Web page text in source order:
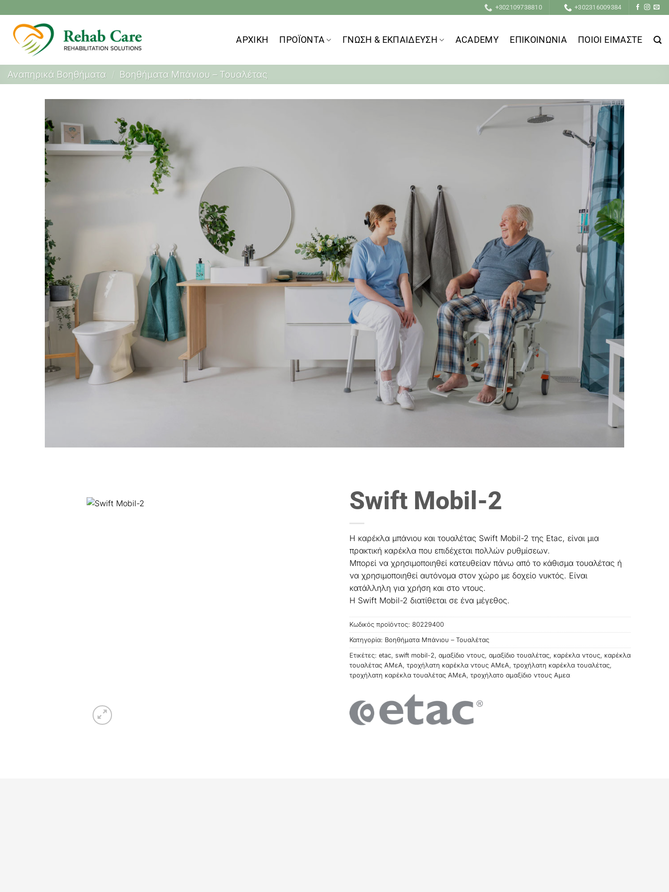
στο
περιεχόμενο
+302109738810 +302316009384
ΑΡΧΙΚΗ ΠΡΟΪOΝΤΑ ΓΝΩΣΗ & ΕΚΠΑΙΔΕΥΣΗ ACADEMY ΕΠΙΚΟΙΝΩΝΙΑ ΠΟΙΟΙ ΕΙΜΑΣΤΕ
Αναπηρικά Βοηθήματα / Βοηθήματα Μπάνιου – Τουαλέτας
Etac Swift Mobil 2
Swift Mobil-2
H καρέκλα μπάνιου και τουαλέτας Swift Mobil-2 της Etac, είναι μια
πρακτική καρέκλα που επιδέχεται πολλών ρυθμίσεων.
Μπορεί να χρησιμοποιηθεί κατευθείαν πάνω από το κάθισμα τουαλέτας ή
να χρησιμοποιηθεί αυτόνομα στον χώρο με δοχείο νυκτός. Είναι
κατάλληλη για χρήση και στο ντους.
Η Swift Mobil-2 διατίθεται σε ένα μέγεθος.
Κωδικός προϊόντος: 80229400
Κατηγορία: Βοηθήματα Μπάνιου – Τουαλέτας
Ετικέτες: etac, swift mobil-2, αμαξίδιο ντους, αμαξίδιο τουαλέτας, καρέκλα ντους, καρέκλα
τουαλέτας ΑΜεΑ, τροχήλατη καρέκλα ντους ΑΜεΑ, τροχήλατη καρέκλα τουαλέτας,
τροχήλατη καρέκλα τουαλέτας ΑΜεΑ, τροχήλατο αμαξίδιο ντους Αμεα